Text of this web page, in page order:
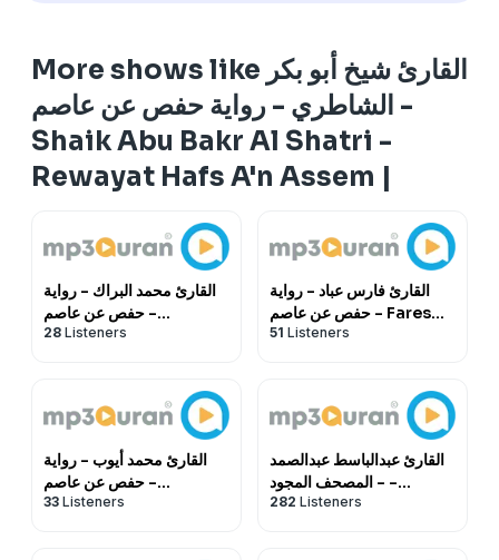
More shows like القارئ شيخ أبو بكر
الشاطري - رواية حفص عن عاصم -
Shaik Abu Bakr Al Shatri -
Rewayat Hafs A'n Assem |
القارئ محمد البراك - رواية
حفص عن عاصم -
Mohammed AlBarrak -
28 Listeners
القارئ فارس عباد - رواية
حفص عن عاصم - Fares
Abbad - Rewayat Hafs
51 Listeners
القارئ محمد أيوب - رواية
حفص عن عاصم -
Mohammed Ayyub -
33 Listeners
القارئ عبدالباسط عبدالصمد
- المصحف المجود -
Abdulbasit
282 Listeners